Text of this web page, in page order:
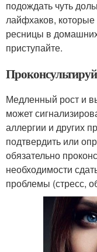
подождать чуть
лайфхаков, которые
ресницы в
приступайте.
Медленный рост и
может
аллергии и других
подтвердить или
обязательно
необходимости
проблемы (стресс,